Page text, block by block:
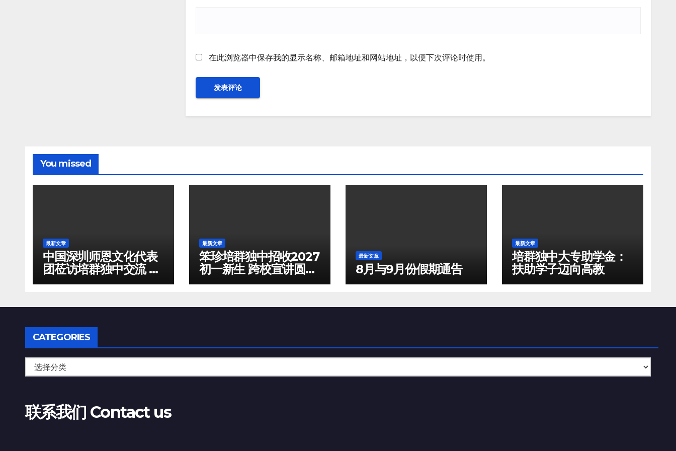
在此浏览器中保存我的显示名称、邮箱地址和网站地址，以便下次评论时使用。
You missed
最新文章
中国深圳师恩文化代表
团莅访培群独中交流 捐
款一千令吉支持华文教
最新文章
笨珍培群独中招收2027
初一新生 跨校宣讲圆满
展开 入学试10月3日举
最新文章
8月与9月份假期通告
最新文章
培群独中大专助学金：
扶助学子迈向高教
CATEGORIES
联系我们 Contact us